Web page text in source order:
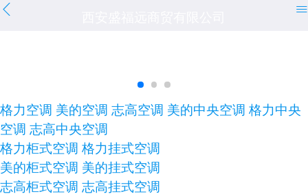
格力空调 美的空调 志高空调 美的中央空调 格力中央
空调 志高中央空调
格力柜式空调 格力挂式空调
美的柜式空调 美的挂式空调
志高柜式空调 志高挂式空调